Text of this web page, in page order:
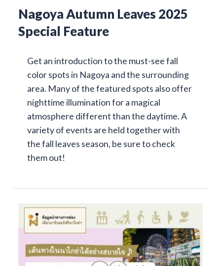
Nagoya Autumn Leaves 2025
Special Feature
Get an introduction to the must-see fall
color spots in Nagoya and the surrounding
area. Many of the featured spots also offer
nighttime illumination for a magical
atmosphere different than the daytime. A
variety of events are held together with
the fall leaves season, be sure to check
them out!